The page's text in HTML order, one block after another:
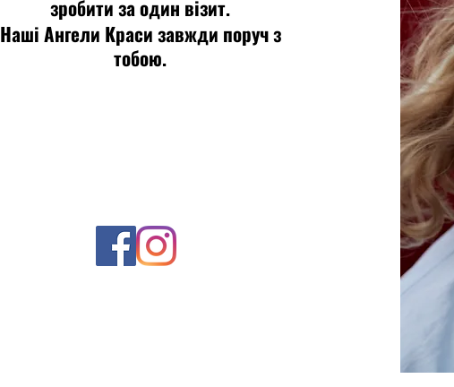
зробити за один візит.
Наші Ангели Краси завжди поруч з
тобою.